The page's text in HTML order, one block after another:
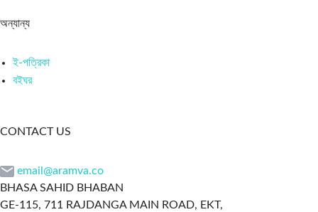
অন্যান্য
ই-পত্রিকা
বইঘর
CONTACT US
email@aramva.co
BHASA SAHID BHABAN
GE-115, 711 RAJDANGA MAIN ROAD, EKT,